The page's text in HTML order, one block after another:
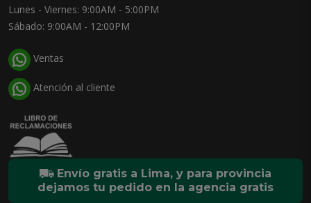
Lunes - Viernes: 9:00AM - 5:00PM
Sábado: 9:00AM - 12:00PM
Ventas
Atención al cliente
Envío gratis a Lima, y para provincia
dejamos tu pedido en la agencia gratis